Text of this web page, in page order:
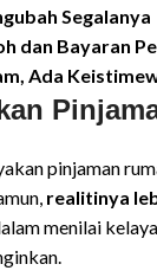
Segalanya
dan Bayaran
Ada
pinjaman
realitinya
menilai